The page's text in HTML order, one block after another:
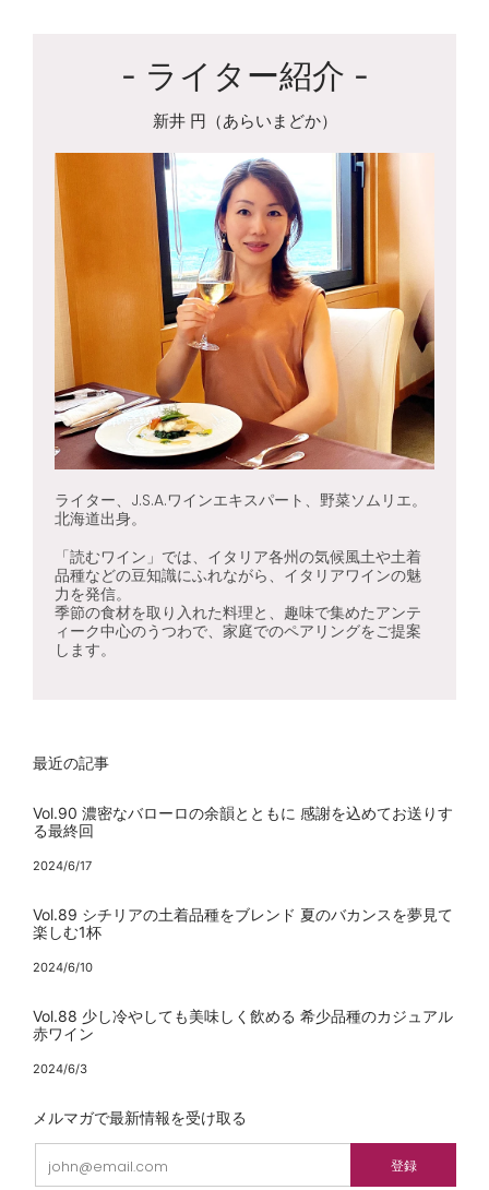
- ライター紹介 -
新井 円（あらいまどか）
ライター、J.S.A.ワインエキスパート、野菜ソムリエ。
北海道出身。
「読むワイン」では、イタリア各州の気候風土や土着
品種などの豆知識にふれながら、イタリアワインの魅
力を発信。
季節の食材を取り入れた料理と、趣味で集めたアンテ
ィーク中心のうつわで、家庭でのペアリングをご提案
します。
最近の記事
Vol.90 濃密なバローロの余韻とともに 感謝を込めてお送りす
る最終回
2024/6/17
Vol.89 シチリアの土着品種をブレンド 夏のバカンスを夢見て
楽しむ1杯
2024/6/10
Vol.88 少し冷やしても美味しく飲める 希少品種のカジュアル
赤ワイン
2024/6/3
メルマガで最新情報を受け取る
登録